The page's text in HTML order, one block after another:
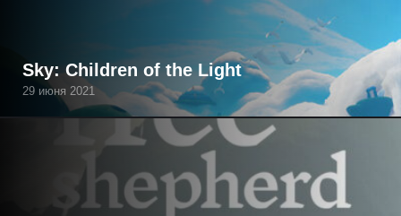
Sky: Children of the Light
29 июня 2021